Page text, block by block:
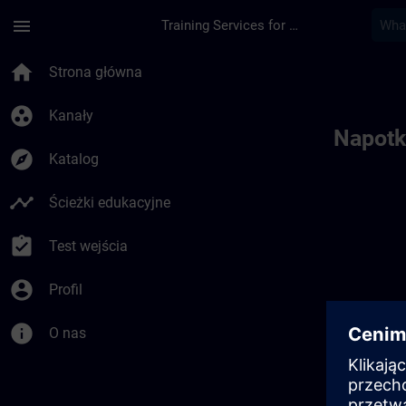
menu Training Services for Digital Industries
home Strona główna
group_work Kanały
explore Katalog
timeline Ścieżki edukacyjne
assignment_turned_in Test wejścia
account_circle Profil
info O nas